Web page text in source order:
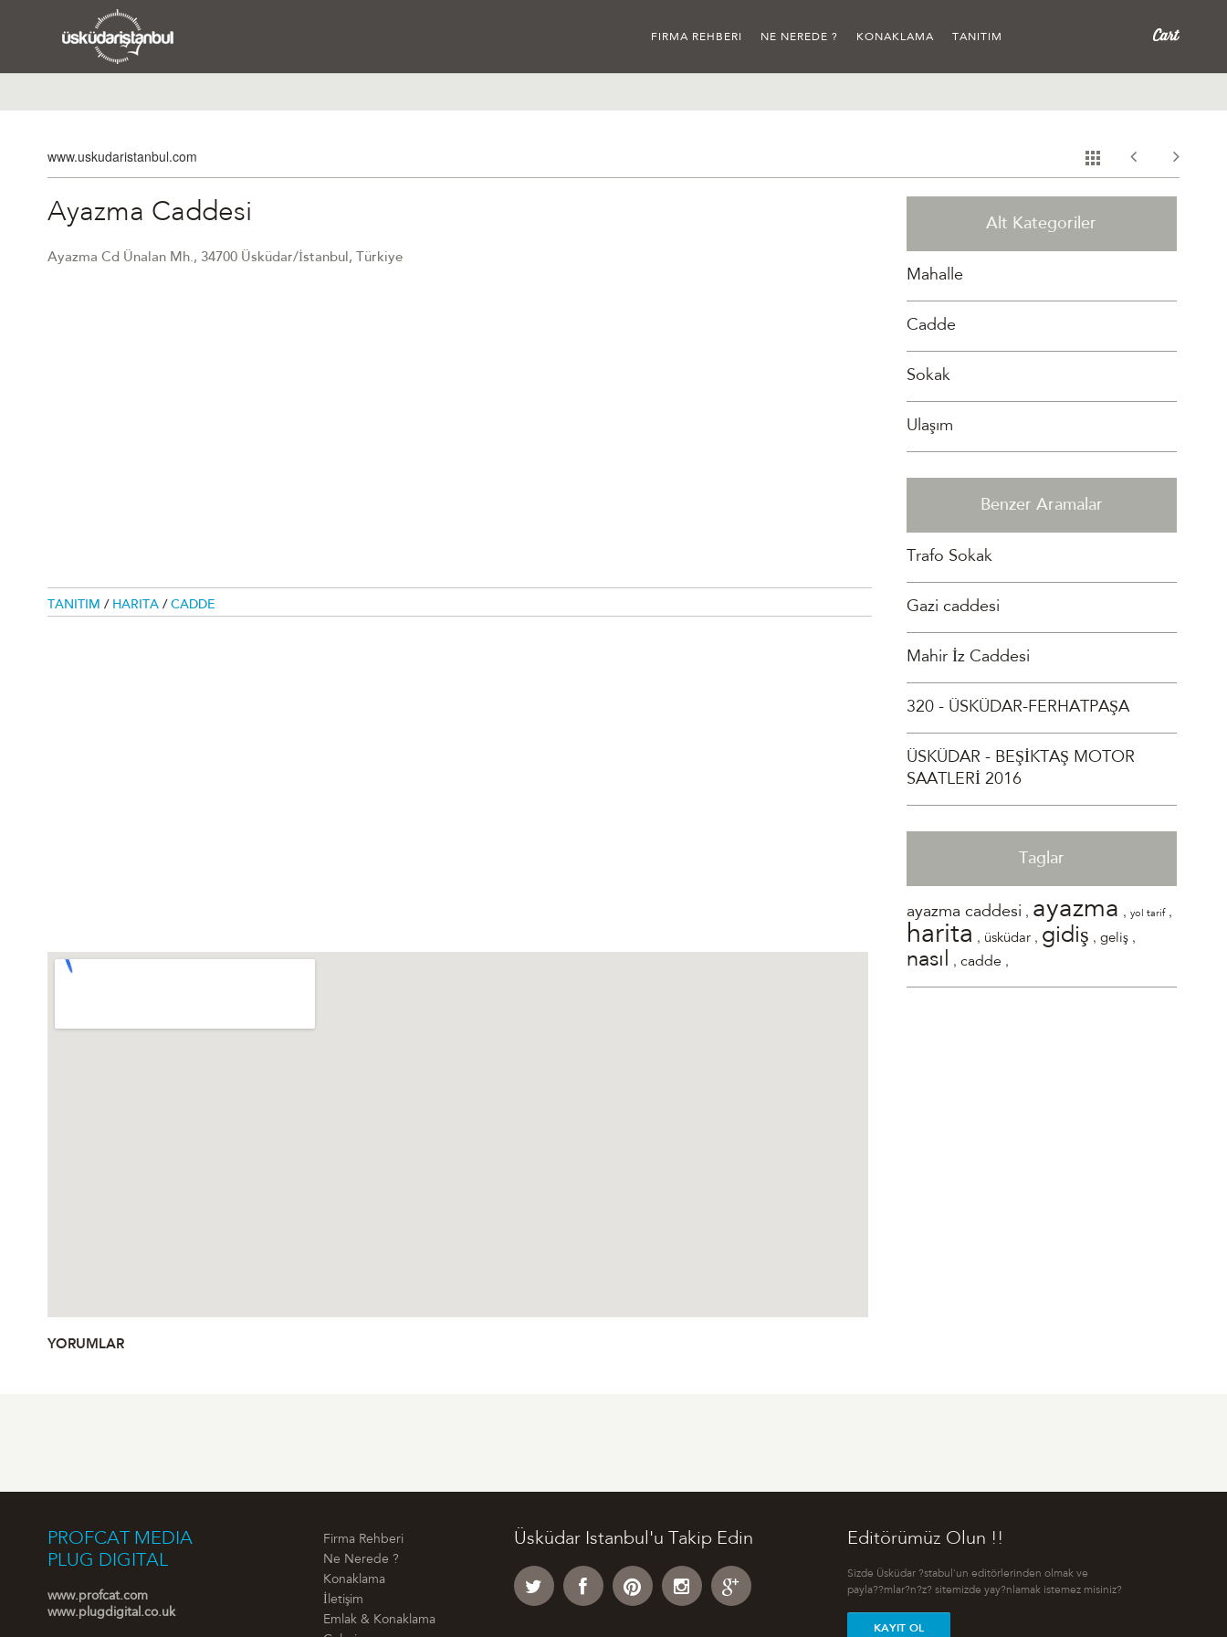
FIRMA REHBERI NE NEREDE ? KONAKLAMA TANITIM
www.uskudaristanbul.com
Ayazma Caddesi
Ayazma Cd Ünalan Mh., 34700 Üsküdar/İstanbul, Türkiye
TANITIM / HARITA / CADDE
YORUMLAR
Alt Kategoriler
Mahalle
Cadde
Sokak
Ulaşım
Benzer Aramalar
Trafo Sokak
Gazi caddesi
Mahir İz Caddesi
320 - ÜSKÜDAR-FERHATPAŞA
ÜSKÜDAR - BEŞİKTAŞ MOTOR
SAATLERİ 2016
Taglar
ayazma caddesi , ayazma ,yol tarif,
harita , üsküdar , gidiş ,geliş ,
nasıl ,cadde ,
PROFCAT MEDIA
PLUG DIGITAL
www.profcat.com
www.plugdigital.co.uk
Firma Rehberi
Ne Nerede ?
Konaklama
İletişim
Emlak & Konaklama
Üsküdar Istanbul'u Takip Edin Editörümüz Olun !!
Sizde Üsküdar ?stabul'un editörlerinden olmak ve
payla??mlar?n?z? sitemizde yay?nlamak istemez misiniz?
KAYIT OL